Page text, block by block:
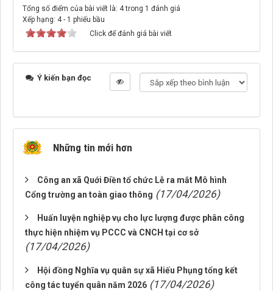
Tổng số điểm của bài viết là: 4 trong 1 đánh giá
Xếp hạng: 4- 1 phiếu bầu
Click để đánh giá bài viết
Ý kiến bạn đọc
Những tin mới hơn
Công an xã Quới Điền tổ chức Lễ ra mắt Mô hình
Cổng trường an toàn giao thông (17/04/2026)
Huấn luyện nghiệp vụ cho lực lượng được phân công
thực hiện nhiệm vụ PCCC và CNCH tại cơ sở
(17/04/2026)
Hội đồng Nghĩa vụ quân sự xã Hiếu Phụng tổng kết
công tác tuyển quân năm 2026 (17/04/2026)